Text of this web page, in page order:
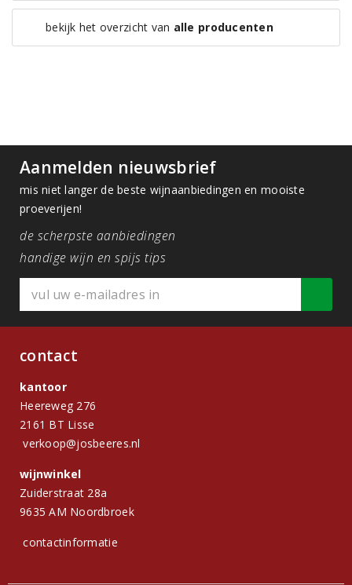
bekijk het overzicht van alle producenten
Aanmelden nieuwsbrief
mis niet langer de beste wijnaanbiedingen en mooiste
proeverijen!
de scherpste aanbiedingen
handige wijn en spijs tips
contact
kantoor
Heereweg 276
2161 BT Lisse
verkoop@josbeeres.nl
wijnwinkel
Zuiderstraat 28a
9635 AM Noordbroek
contactinformatie